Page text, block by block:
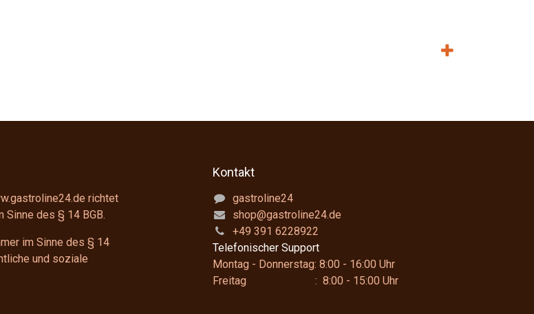
richtet
Sinne des § 14 BGB.
im Sinne des § 14
und soziale
Kontakt
gastroline24
shop@gastroline24.de
+49 391 6228922
Telefonischer Support
Montag - Donnerstag: 8:00 - 16:00 Uhr
Freitag : 8:00 - 15:00 Uhr